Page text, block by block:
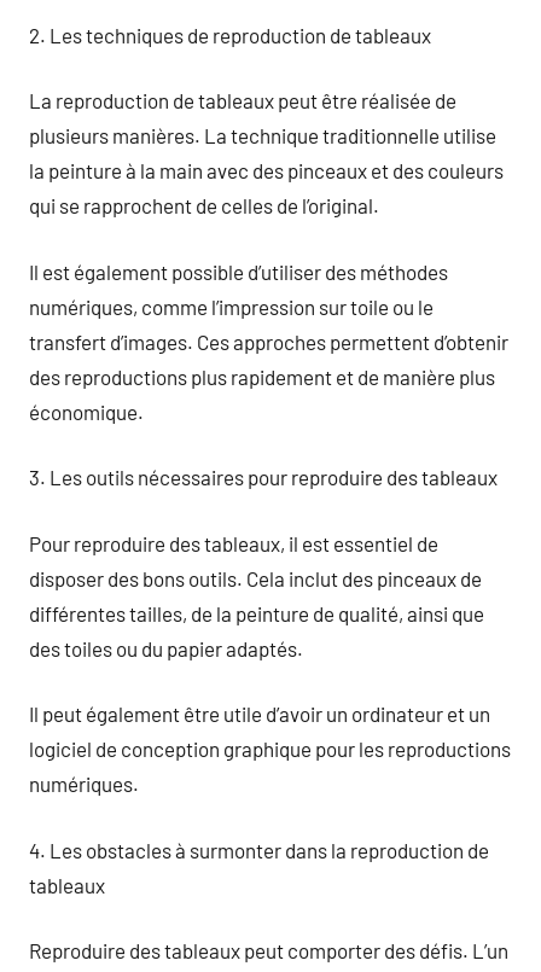
2. Les techniques de reproduction de tableaux
La reproduction de tableaux peut être réalisée de
plusieurs manières. La technique traditionnelle utilise
la peinture à la main avec des pinceaux et des couleurs
qui se rapprochent de celles de l’original.
Il est également possible d’utiliser des méthodes
numériques, comme l’impression sur toile ou le
transfert d’images. Ces approches permettent d’obtenir
des reproductions plus rapidement et de manière plus
économique.
3. Les outils nécessaires pour reproduire des tableaux
Pour reproduire des tableaux, il est essentiel de
disposer des bons outils. Cela inclut des pinceaux de
différentes tailles, de la peinture de qualité, ainsi que
des toiles ou du papier adaptés.
Il peut également être utile d’avoir un ordinateur et un
logiciel de conception graphique pour les reproductions
numériques.
4. Les obstacles à surmonter dans la reproduction de
tableaux
Reproduire des tableaux peut comporter des défis. L’un